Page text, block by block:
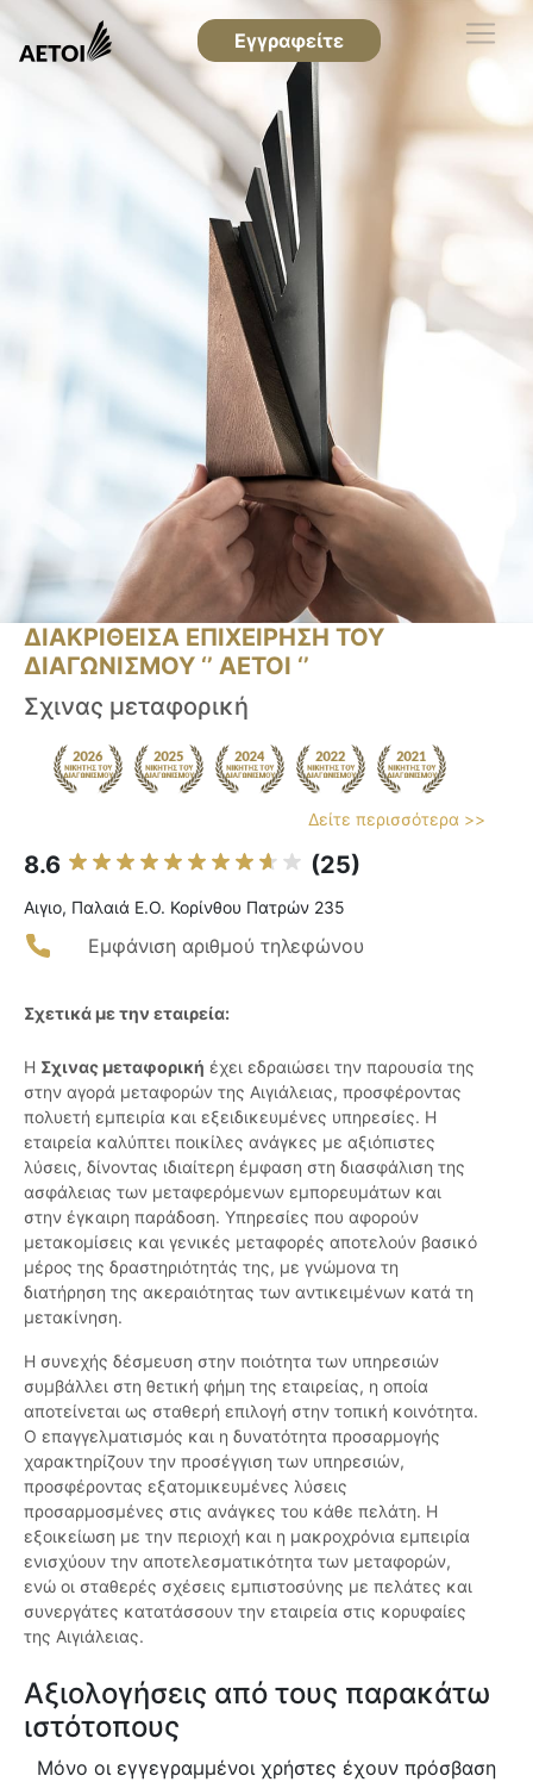
Εγγραφείτε
ΔΙΑΚΡΙΘΕΙΣΑ ΕΠΙΧΕΙΡΗΣΗ ΤΟΥ
ΔΙΑΓΩΝΙΣΜΟΥ ‘’ ΑΕΤΟΙ ‘’
Σχινας μεταφορική
Δείτε περισσότερα >>
8.6 (25)
Αιγιο, Παλαιά Ε.Ο. Κορίνθου Πατρών 235
Εμφάνιση αριθμού τηλεφώνου
Σχετικά με την εταιρεία:
Η Σχινας μεταφορική έχει εδραιώσει την παρουσία της
στην αγορά μεταφορών της Αιγιάλειας, προσφέροντας
πολυετή εμπειρία και εξειδικευμένες υπηρεσίες. Η
εταιρεία καλύπτει ποικίλες ανάγκες με αξιόπιστες
λύσεις, δίνοντας ιδιαίτερη έμφαση στη διασφάλιση της
ασφάλειας των μεταφερόμενων εμπορευμάτων και
στην έγκαιρη παράδοση. Υπηρεσίες που αφορούν
μετακομίσεις και γενικές μεταφορές αποτελούν βασικό
μέρος της δραστηριότητάς της, με γνώμονα τη
διατήρηση της ακεραιότητας των αντικειμένων κατά τη
μετακίνηση.
Η συνεχής δέσμευση στην ποιότητα των υπηρεσιών
συμβάλλει στη θετική φήμη της εταιρείας, η οποία
αποτείνεται ως σταθερή επιλογή στην τοπική κοινότητα.
Ο επαγγελματισμός και η δυνατότητα προσαρμογής
χαρακτηρίζουν την προσέγγιση των υπηρεσιών,
προσφέροντας εξατομικευμένες λύσεις
προσαρμοσμένες στις ανάγκες του κάθε πελάτη. Η
εξοικείωση με την περιοχή και η μακροχρόνια εμπειρία
ενισχύουν την αποτελεσματικότητα των μεταφορών,
ενώ οι σταθερές σχέσεις εμπιστοσύνης με πελάτες και
συνεργάτες κατατάσσουν την εταιρεία στις κορυφαίες
της Αιγιάλειας.
Αξιολογήσεις από τους παρακάτω
ιστότοπους
Μόνο οι εγγεγραμμένοι χρήστες έχουν πρόσβαση